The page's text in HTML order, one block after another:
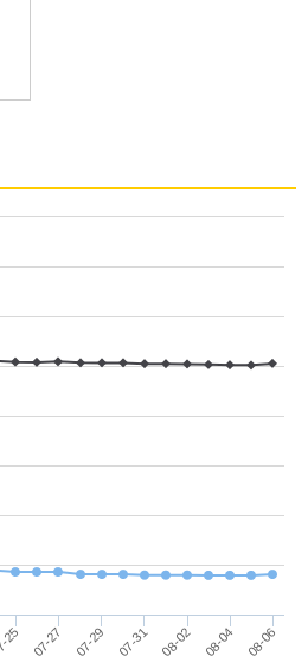
頭 + 輔助鏡頭
、紅外線發射器
格充電，支援 33W 有線快
，最大可擴充 2TB 儲存空間
，未經授權不得轉載使用※
25 07-27 07-29 07-31 08-02 08-04 08-06